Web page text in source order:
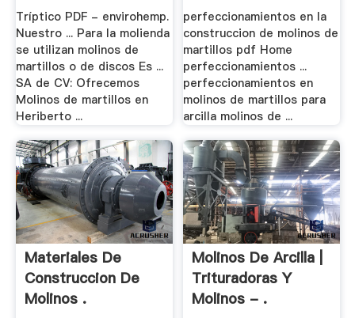
Tríptico PDF - envirohemp.
Nuestro ... Para la molienda
se utilizan molinos de
martillos o de discos Es ...
SA de CV: Ofrecemos
Molinos de martillos en
Heriberto ...
perfeccionamientos en la
construccion de molinos de
martillos pdf Home
perfeccionamientos ...
perfeccionamientos en
molinos de martillos para
arcilla molinos de ...
Materiales De
Construccion De
Molinos .
Molinos De Arcilla |
Trituradoras Y
Molinos - .